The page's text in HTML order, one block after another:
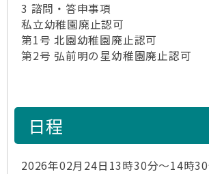
3 諮問・答申事項
私立幼稚園廃止認可
第1号 北園幼稚園廃止認可
第2号 弘前明の星幼稚園廃止認可
日程
2026年02月24日13時30分～14時